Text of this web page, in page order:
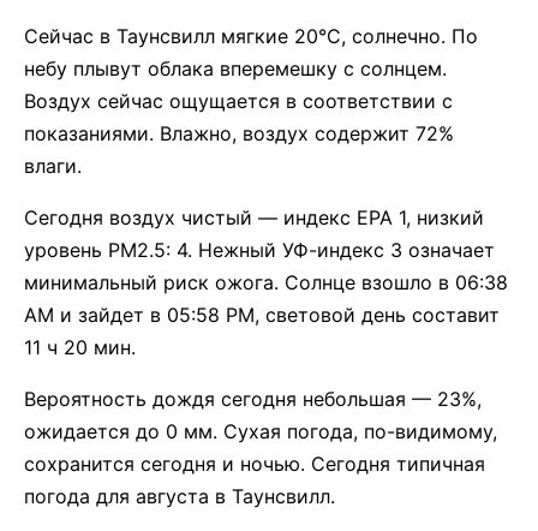
Сейчас в Таунсвилл мягкие 20°C, солнечно. По
небу плывут облака вперемешку с солнцем.
Воздух сейчас ощущается в соответствии с
показаниями. Влажно, воздух содержит 72%
влаги.
Сегодня воздух чистый — индекс EPA 1, низкий
уровень PM2.5: 4. Нежный УФ-индекс 3 означает
минимальный риск ожога. Солнце взошло в 06:38
AM и зайдет в 05:58 PM, световой день составит
11 ч 20 мин.
Вероятность дождя сегодня небольшая — 23%,
ожидается до 0 мм. Сухая погода, по-видимому,
сохранится сегодня и ночью. Сегодня типичная
погода для августа в Таунсвилл.